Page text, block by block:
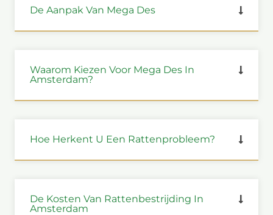
De Aanpak Van Mega Des
Waarom Kiezen Voor Mega Des In
Amsterdam?
Hoe Herkent U Een Rattenprobleem?
De Kosten Van Rattenbestrijding In
Amsterdam